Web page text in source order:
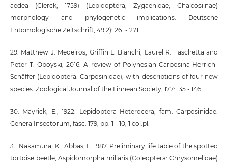
aedea (Clerck, 1759) (Lepidoptera, Zygaenidae, Chalcosiinae)
morphology and phylogenetic implications. Deutsche
Entomologische Zeitschrift, 49 2): 261 - 271.
29. Matthew J. Medeiros, Griffin L. Bianchi, Laurel R. Taschetta and
Peter T. Oboyski, 2016. A review of Polynesian Carposina Herrich-
Schäffer (Lepidoptera: Carposinidae), with descriptions of four new
species. Zoological Journal of the Linnean Society, 177: 135 - 146.
30. Mayrick, E., 1922. Lepidoptera Heterocera, fam. Carposinidae.
Genera Insectorum, fasc. 179, pp. 1 - 10, 1 col.pl.
31. Nakamura, K., Abbas, I., 1987. Preliminary life table of the spotted
tortoise beetle, Aspidomorpha miliaris (Coleoptera: Chrysomelidae)